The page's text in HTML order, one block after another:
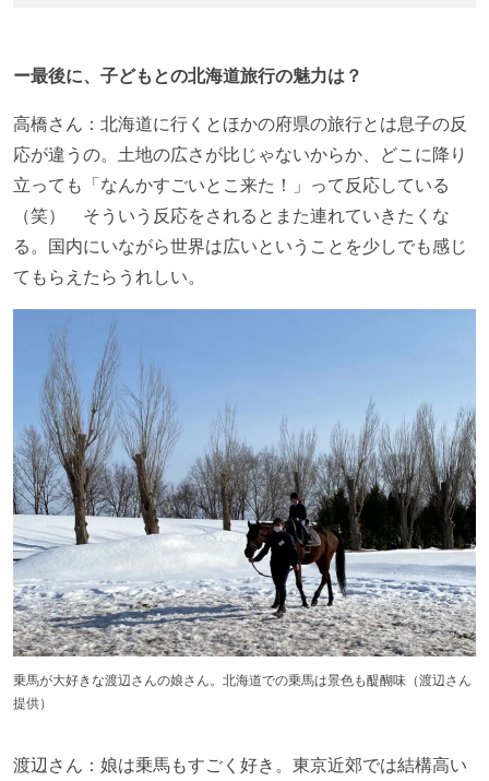
ー最後に、子どもとの北海道旅行の魅力は？
高橋さん：北海道に行くとほかの府県の旅行とは息子の反
応が違うの。土地の広さが比じゃないからか、どこに降り
立っても「なんかすごいとこ来た！」って反応している
（笑） そういう反応をされるとまた連れていきたくな
る。国内にいながら世界は広いということを少しでも感じ
てもらえたらうれしい。
乗馬が大好きな渡辺さんの娘さん。北海道での乗馬は景色も醍醐味（渡辺さん
提供）
渡辺さん：娘は乗馬もすごく好き。東京近郊では結構高い